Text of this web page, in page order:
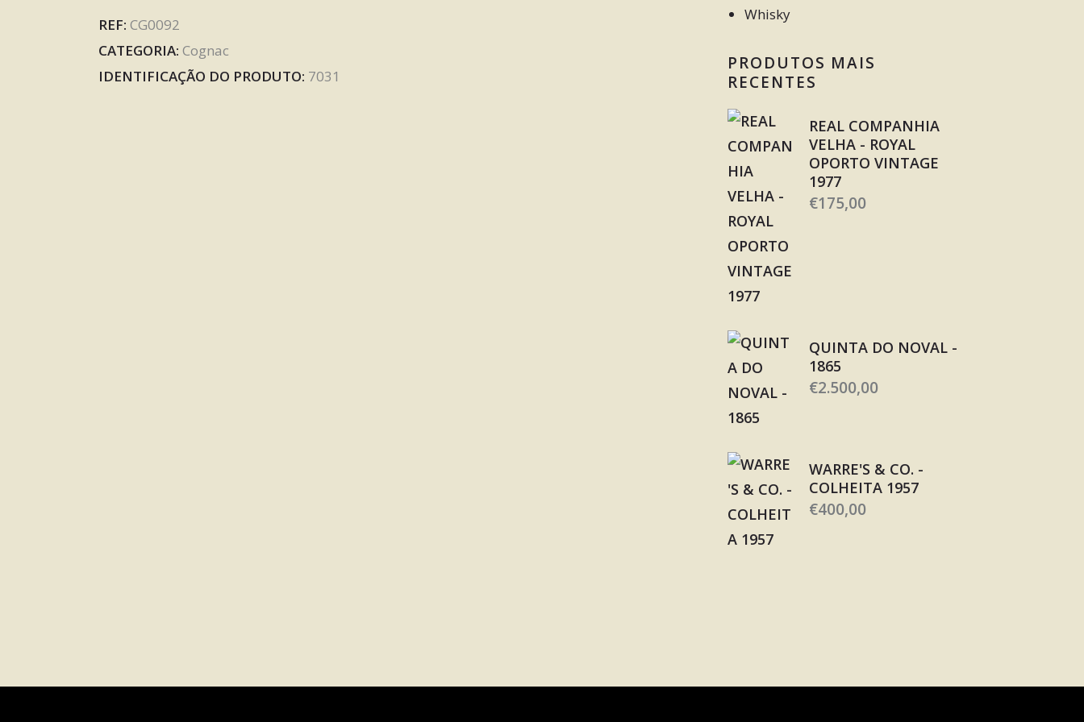
REF: CG0092
CATEGORIA: Cognac
IDENTIFICAÇÃO DO PRODUTO: 7031
Whisky
PRODUTOS MAIS
RECENTES
REAL COMPANHIA
VELHA - ROYAL
OPORTO VINTAGE
1977
€175,00
QUINTA DO NOVAL -
1865
€2.500,00
WARRE'S & CO. -
COLHEITA 1957
€400,00